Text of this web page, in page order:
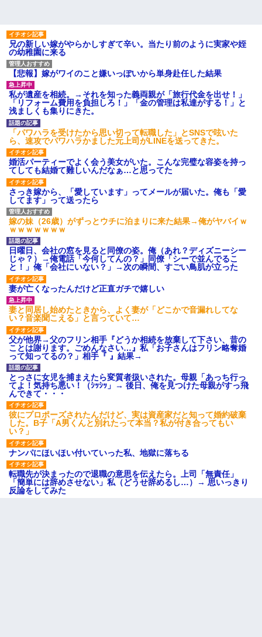
され彼氏が逆切れ。「何クラク
ション鳴らしてんだ！降りてこ
いよ！」と怒鳴りだし...
【衝撃】報酬100万円超の治験
募集がこちらｗｗｗｗｗ(※画像
あり)
【ネット騒然】惨殺されたタ
ワマン頂き女子のこの動画、す
げえええええｗｗｗｗｗｗｗｗ
ｗｗｗ
【愕然】白のクラウン俺氏、
高速道路左車線を制限速度で走
った結果wwwwwwwwwwww
百年の恋12-899 食べた量を
張り合ってくる
【悲報】佐藤輝明・・・２軍
でも盛大にやらかす←あまり悲
しませないでくれ
兄の新しい嫁がやらかしすぎて辛い。当たり前のように実家や姪
の幼稚園に来る
【悲報】嫁がワイのこと嫌いっぽいから単身赴任した結果
私が遺産を相続。→それを知った義両親が「旅行代金を出せ！」
「リフォーム費用を負担しろ！」「金の管理は私達がする！」と
浅ましくも集りにきた。
「パワハラを受けたから思い切って転職した」とSNSで呟いた
ら、速攻でパワハラかました元上司がLINEを送ってきた。
婚活パーティーでよく会う美女がいた。こんな完璧な容姿を持っ
てしても結婚て難しいんだなぁ…と思ってた
さっき嫁から、「愛しています」ってメールが届いた。俺も「愛
してます」って送ったら
嫁の妹（26歳）がずっとウチに泊まりに来た結果→俺がヤバイｗ
ｗｗｗｗｗｗｗ
日曜日、会社の窓を見ると同僚の姿。俺（あれ？ディズニーシー
じゃ？）→俺電話「今何してんの？」同僚「シーで並んでるこ
と！」俺「会社にいない？」→次の瞬間、すごい鳥肌が立った
妻が亡くなったんだけど正直ガチで嬉しい
妻と同居し始めたときから、よく妻が「どこかで音漏れしてな
い？音楽聞こえる」と言っていて…
父が他界→父のフリン相手『どうか相続を放棄して下さい、昔の
ことは謝ります。ごめんなさい…』私「お子さんはフリン略奪婚
って知ってるの？」相手『 』結果→
とっさに女児を捕まえたら変質者扱いされた。母親「あっち行っ
てよ！気持ち悪い！（ｼｯｼｯ」→ 後日、俺を見つけた母親がすっ飛
んできて・・・
彼にプロポーズされたんだけど、実は資産家だと知って婚約破棄
した。B子「A男くんと別れたって本当？私が付き合ってもい
い？」
ナンパにほいほい付いていった私、地獄に落ちる
転職先が決まったので退職の意思を伝えたら。上司「無責任」
「簡単には辞めさせない」私（どうせ辞めるし…）→ 思いっきり
反論をしてみた